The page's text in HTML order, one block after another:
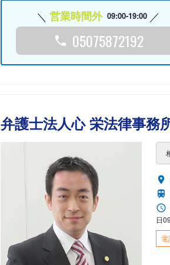
営業時間外 09:00-19:00
05075872192
弁護士法人心 栄法律事務
日